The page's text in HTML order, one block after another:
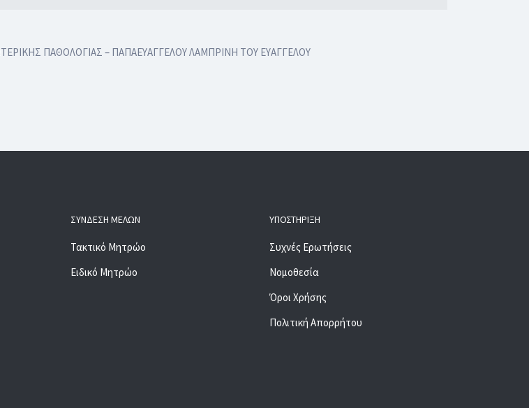
ΠΑΘΟΛΟΓΙΑΣ – ΠΑΠΑΕΥΑΓΓΕΛΟΥ ΛΑΜΠΡΙΝΗ ΤΟΥ ΕΥΑΓΓΕΛΟΥ
ΣΎΝΔΕΣΗ ΜΕΛΏΝ
Τακτικό Μητρώο
Ειδικό Μητρώο
ΥΠΟΣΤΉΡΙΞΗ
Συχνές Ερωτήσεις
Νομοθεσία
Όροι Χρήσης
Πολιτική Απορρήτου